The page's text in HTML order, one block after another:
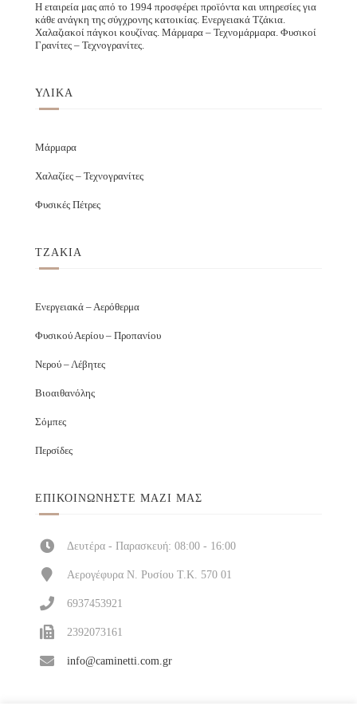
Η εταιρεία μας από το 1994 προσφέρει προϊόντα και υπηρεσίες για
κάθε ανάγκη της σύγχρονης κατοικίας. Ενεργειακά Τζάκια.
Χαλαζιακοί πάγκοι κουζίνας. Μάρμαρα – Τεχνομάρμαρα. Φυσικοί
Γρανίτες – Τεχνογρανίτες.
ΥΛΙΚΑ
Μάρμαρα
Χαλαζίες – Τεχνογρανίτες
Φυσικές Πέτρες
ΤΖΑΚΙΑ
Ενεργειακά – Αερόθερμα
Φυσικού Αερίου – Προπανίου
Νερού – Λέβητες
Βιοαιθανόλης
Σόμπες
Περσίδες
ΕΠΙΚΟΙΝΩΝΉΣΤΕ ΜΑΖΊ ΜΑΣ
Δευτέρα - Παρασκευή: 08:00 - 16:00
Αερογέφυρα Ν. Ρυσίου Τ.Κ. 570 01
6937453921
2392073161
info@caminetti.com.gr